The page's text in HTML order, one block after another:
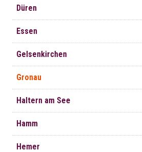
Düren
Essen
Gelsenkirchen
Gronau
Haltern am See
Hamm
Hemer